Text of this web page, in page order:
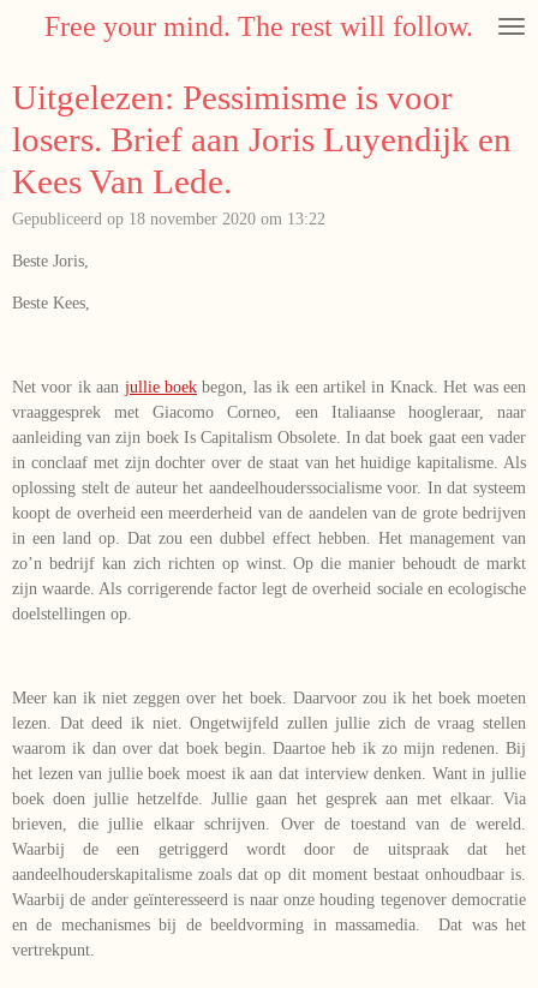
hoofdinhoud
Free your mind. The rest will follow.
Uitgelezen: Pessimisme is voor
losers. Brief aan Joris Luyendijk en
Kees Van Lede.
Gepubliceerd op 18 november 2020 om 13:22
Beste Joris,
Beste Kees,
Net voor ik aan jullie boek begon, las ik een artikel in Knack. Het was een
vraaggesprek met Giacomo Corneo, een Italiaanse hoogleraar, naar
aanleiding van zijn boek Is Capitalism Obsolete. In dat boek gaat een vader
in conclaaf met zijn dochter over de staat van het huidige kapitalisme. Als
oplossing stelt de auteur het aandeelhouderssocialisme voor. In dat systeem
koopt de overheid een meerderheid van de aandelen van de grote bedrijven
in een land op. Dat zou een dubbel effect hebben. Het management van
zo’n bedrijf kan zich richten op winst. Op die manier behoudt de markt
zijn waarde. Als corrigerende factor legt de overheid sociale en ecologische
doelstellingen op.
Meer kan ik niet zeggen over het boek. Daarvoor zou ik het boek moeten
lezen. Dat deed ik niet. Ongetwijfeld zullen jullie zich de vraag stellen
waarom ik dan over dat boek begin. Daartoe heb ik zo mijn redenen. Bij
het lezen van jullie boek moest ik aan dat interview denken. Want in jullie
boek doen jullie hetzelfde. Jullie gaan het gesprek aan met elkaar. Via
brieven, die jullie elkaar schrijven. Over de toestand van de wereld.
Waarbij de een getriggerd wordt door de uitspraak dat het
aandeelhouderskapitalisme zoals dat op dit moment bestaat onhoudbaar is.
Waarbij de ander geïnteresseerd is naar onze houding tegenover democratie
en de mechanismes bij de beeldvorming in massamedia. Dat was het
vertrekpunt.